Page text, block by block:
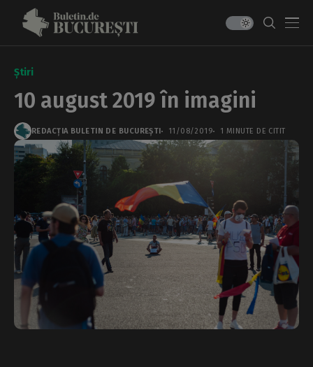
Știri
10 august 2019 în imagini
REDACȚIA BULETIN DE BUCUREȘTI 11/08/2019 1 MINUTE DE CITIT